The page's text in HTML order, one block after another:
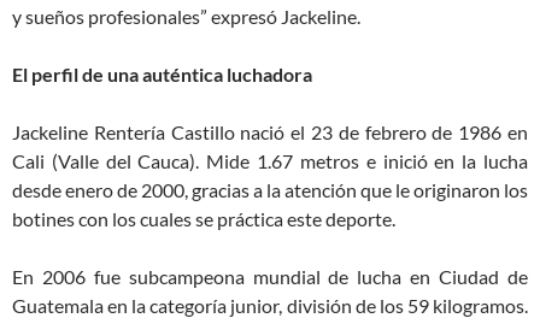
y sueños profesionales” expresó Jackeline.
El perfil de unaauténtica luchadora
Jackeline Rentería Castillo nació el 23 de febrero de 1986 en
Cali (Valle del Cauca). Mide 1.67 metros e inició en la lucha
desde enero de 2000, gracias a la atención que le originaron los
botines con los cuales se práctica este deporte.
En 2006 fue subcampeona mundial de lucha en Ciudad de
Guatemala en la categoría junior, división de los 59 kilogramos.